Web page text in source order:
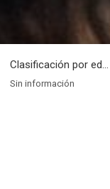
Clasificación por edades
Sin información